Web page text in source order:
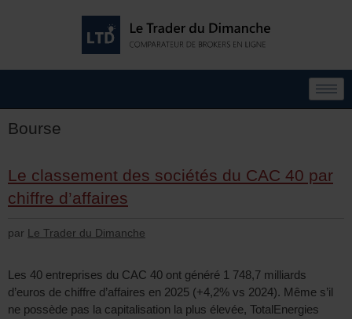
Bourse
Le classement des sociétés du CAC 40 par
chiffre d’affaires
par Le Trader du Dimanche
Les 40 entreprises du CAC 40 ont généré 1 748,7 milliards
d’euros de chiffre d’affaires en 2025 (+4,2% vs 2024). Même s’il
ne possède pas la capitalisation la plus élevée, TotalEnergies